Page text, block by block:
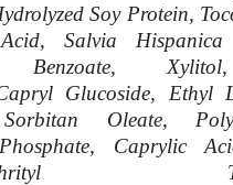
Soy Protein,
Salvia Hispanica
Benzoate,
Glucoside, Ethyl
Oleate,
Caprylic
Tetra-